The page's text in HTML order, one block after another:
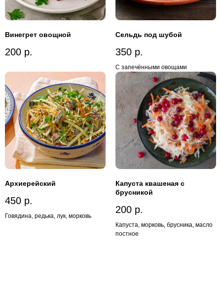
Винегрет овощной
200 р.
Сельдь под шубой
350 р.
С запечёнными овощами
Архиерейский
450 р.
Говядина, редька, лук, морковь
Капуста квашеная с
брусникой
200 р.
Капуста, морковь, брусника, масло
постное